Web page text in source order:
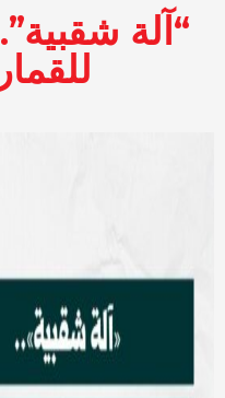
“آلة